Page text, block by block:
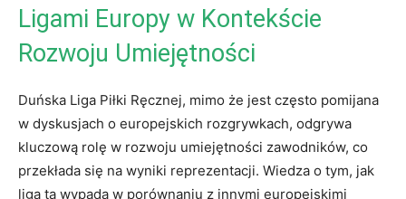
Ligami Europy w Kontekście
Rozwoju Umiejętności
Duńska Liga Piłki Ręcznej,⁢ mimo ‌że jest często pomijana
w dyskusjach o europejskich rozgrywkach, odgrywa
kluczową rolę w rozwoju umiejętności zawodników, co
‌przekłada​ się na ​wyniki reprezentacji. Wiedza o tym, jak
liga ta wypada w porównaniu z innymi europejskimi